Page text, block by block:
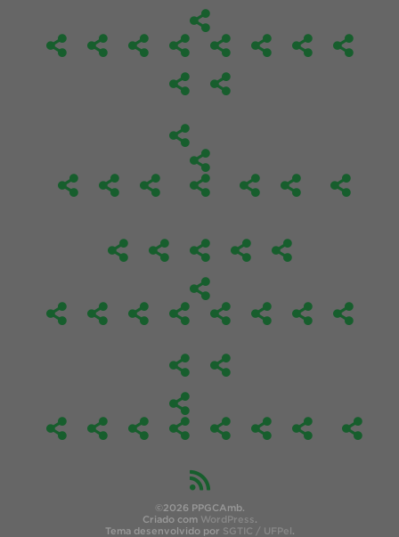
©2026 PPGCAmb.
Criado com WordPress.
Tema desenvolvido por SGTIC / UFPel.